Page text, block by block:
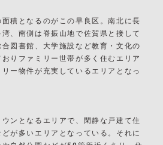
積となるのがこの早良区。南北に長
、南側は脊振山地で佐賀県と接して
図書館、大学施設など教育・文化の
りファミリー世帯が多く住むエリア
ー物件が充実しているエリアとなっ
ンとなるエリアで、閑静な戸建て住
が多いエリアとなっている。それに